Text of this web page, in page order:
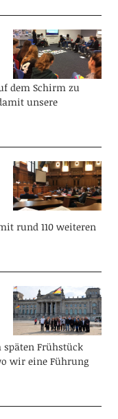
dem Schirm zu
unsere
rund 110 weiteren
späten Frühstück
wir eine Führung